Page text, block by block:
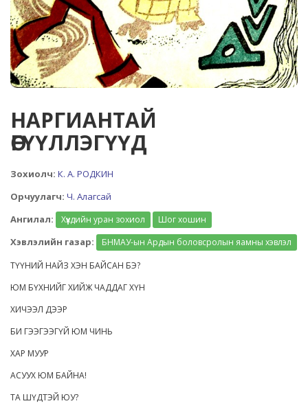
НАРГИАНТАЙ
ӨГҮҮЛЛЭГҮҮД
Зохиолч: К. А. РОДКИН
Орчуулагч: Ч. Алагсай
Ангилал:
Хүүхдийн уран зохиол Шог хошин
Хэвлэлийн газар:
БНМАУ-ын Ардын боловсролын яамны хэвлэл
ТҮҮНИЙ НАЙЗ ХЭН БАЙСАН БЭ?
ЮМ БҮХНИЙГ ХИЙЖ ЧАДДАГ ХҮН
ХИЧЭЭЛ ДЭЭР
БИ ГЭЭГЭЭГҮЙ ЮМ ЧИНЬ
ХАР МУУР
АСУУХ ЮМ БАЙНА!
ТА ШҮДТЭЙ ЮУ?